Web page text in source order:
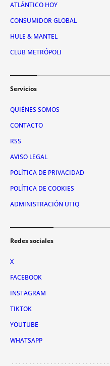
ATLÁNTICO HOY
CONSUMIDOR GLOBAL
HULE & MANTEL
CLUB METRÓPOLI
Servicios
QUIÉNES SOMOS
CONTACTO
RSS
AVISO LEGAL
POLÍTICA DE PRIVACIDAD
POLÍTICA DE COOKIES
ADMINISTRACIÓN UTIQ
Redes sociales
X
FACEBOOK
INSTAGRAM
TIKTOK
YOUTUBE
WHATSAPP